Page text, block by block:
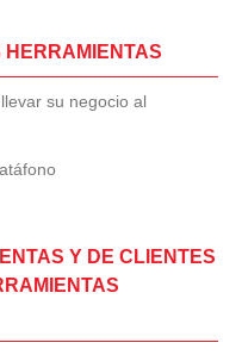
HERRAMIENTAS
su negocio al
Y DE CLIENTES